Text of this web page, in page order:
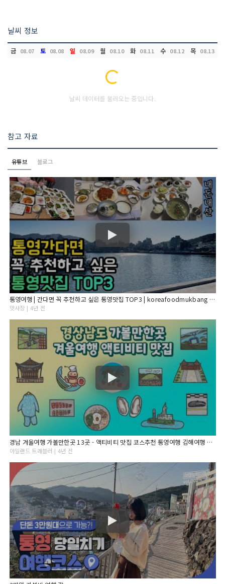
날씨 정보
금 08.07 토 08.08 일 08.09 월 08.10 화 08.11 수 08.12 목 08.13
Loading...
날씨 데이터를 불러오는 중입니다.
참고 자료
유튜브 블로그
통영여행 | 간다면 꼭 추천하고 싶은 통영맛집 TOP3 | koreafoodmukbang | 술먹방
맛사장 | 4년 전
경남 겨울여행 가볼만한곳 13곳 - 액티비티 맛집 코스추천 통영여행 김해여행 양산여행 창원여행 진해여행
아일랜드 트래블러 | 4년 전